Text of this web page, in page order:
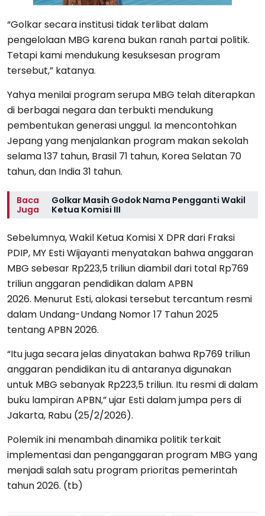
“Golkar secara institusi tidak terlibat dalam
pengelolaan MBG karena bukan ranah partai politik.
Tetapi kami mendukung kesuksesan program
tersebut,” katanya.
Yahya menilai program serupa MBG telah diterapkan
di berbagai negara dan terbukti mendukung
pembentukan generasi unggul. Ia mencontohkan
Jepang yang menjalankan program makan sekolah
selama 137 tahun, Brasil 71 tahun, Korea Selatan 70
tahun, dan India 31 tahun.
Baca
Juga
Golkar Masih Godok Nama Pengganti Wakil
Ketua Komisi III
Sebelumnya, Wakil Ketua Komisi X DPR dari Fraksi
PDIP, MY Esti Wijayanti menyatakan bahwa anggaran
MBG sebesar Rp223,5 triliun diambil dari total Rp769
triliun anggaran pendidikan dalam APBN
2026. Menurut Esti, alokasi tersebut tercantum resmi
dalam Undang-Undang Nomor 17 Tahun 2025
tentang APBN 2026.
“Itu juga secara jelas dinyatakan bahwa Rp769 triliun
anggaran pendidikan itu di antaranya digunakan
untuk MBG sebanyak Rp223,5 triliun. Itu resmi di dalam
buku lampiran APBN,” ujar Esti dalam jumpa pers di
Jakarta, Rabu (25/2/2026).
Polemik ini menambah dinamika politik terkait
implementasi dan penganggaran program MBG yang
menjadi salah satu program prioritas pemerintah
tahun 2026. (tb)